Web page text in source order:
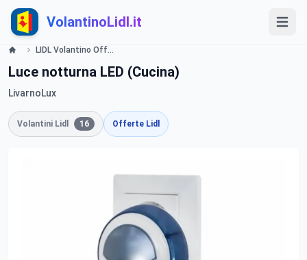
VolantinoLidl.it
LIDL Volantino Offerte e Promozioni - Cucina - Offerte valide dal 21 luglio 2016 Lidl
Luce notturna LED (Cucina)
LivarnoLux
Volantini Lidl 16 Offerte Lidl